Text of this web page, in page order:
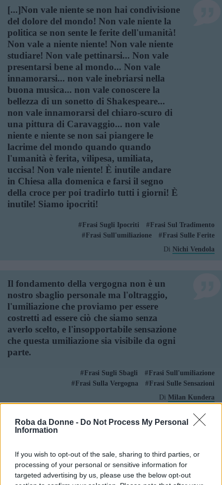
Roba da Donne - Do Not Process My Personal
Information
If you wish to opt-out of the sale, sharing to third parties, or
processing of your personal or sensitive information for
targeted advertising by us, please use the below opt-out
[...]Non vale niente se non hai condivisione
del dolore del mondo! Non vale niente la
politica se non sente le ferite dell'umanità!
Non vale a niente niente! Non vale niente
studiare! Non vale pettinarsi... Non vale
presentarsi bene al mondo... Non vale
innamorarsi... non vale inebriarsi nella
buona musica... non vale conoscere la
bellezza di un sonetto di Shakespeare...
non vale innamorarsi del chiaro-scuro di
una pittura di Caravaggio... non vale
niente e niente se non sai piangere le
lacrime del mondo quando quando
l'umanità è ferita, vilipesa, umiliata,
uccisa! Non vale niente! È inutile andare
in Chiesa alla domenica e farsi il segno
della croce per poi tradirlo tutti i giorni! È
inutile! Siamo ipocriti!
Frasi Sugli Ipocriti
Frasi Sul Tradimento
Frasi Sull'umiliazione
Frasi Sulle Ferite
Di Nichi Vendola
Il fondamento della vergogna non è un
nostro sbaglio personale ma l'oltraggio,
l'umiliazione che proviamo per essere
costretti ad essere ciò che siamo senza
averlo scelto, e l'insopportabile sensazione
che questa umiliazione sia visibile da ogni
parte.
Frasi Sugli Sbagli
Frasi Sull'umiliazione
Frasi Sulla Vergogna
Frasi Sulle Sensazioni
Di Milan Kundera
Il fondamento della vergogna non è il
umiliazione sia visibile da tutti.
Frasi Sugli Sbagli
Frasi Sull'umiliazione